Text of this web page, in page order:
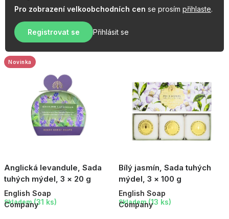
AKCE
Jak nakupovat Kontakty
t
ů
Pro zobrazení velkoobchodních cen se prosím přihlaste.
Registrovat se Přihlásit se
d
u
Anglická levandule, Sada
tuhých mýdel, 3 × 20 g
Novinka
English Soap
Company
Skladem (31 ks)
Bílý jasmín, Sada tuhých
mýdel, 3 × 100 g
English Soap
Company
Skladem (13 ks)